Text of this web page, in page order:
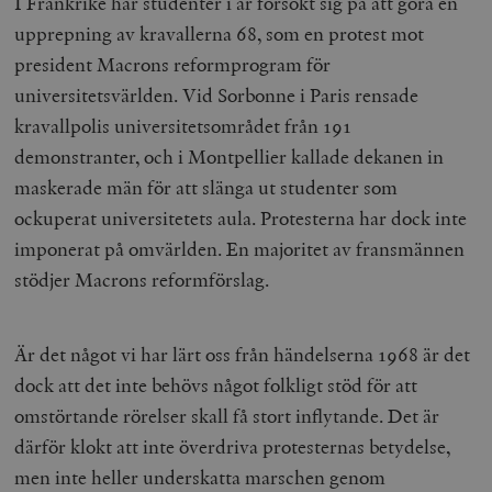
upprepning av kravallerna 68, som en protest mot
president Macrons reformprogram för
universitetsvärlden. Vid Sorbonne i Paris rensade
kravallpolis universitetsområdet från 191
demonstranter, och i Montpellier kallade dekanen in
maskerade män för att slänga ut studenter som
ockuperat universitetets aula. Protesterna har dock inte
imponerat på omvärlden. En majoritet av fransmännen
stödjer Macrons reformförslag.
Är det något vi har lärt oss från händelserna 1968 är det
dock att det inte behövs något folkligt stöd för att
omstörtande rörelser skall få stort inflytande. Det är
därför klokt att inte överdriva protesternas betydelse,
men inte heller underskatta marschen genom
_hjFirstSeen
.timbro.se
woocommerce_items_in_cart
Automattic
Inc.
wp_woocommerce_session_[abcdef0123456789]
{32}
timbro.se
__cf_bm
Cloudflare
Inc.
.myfonts.net